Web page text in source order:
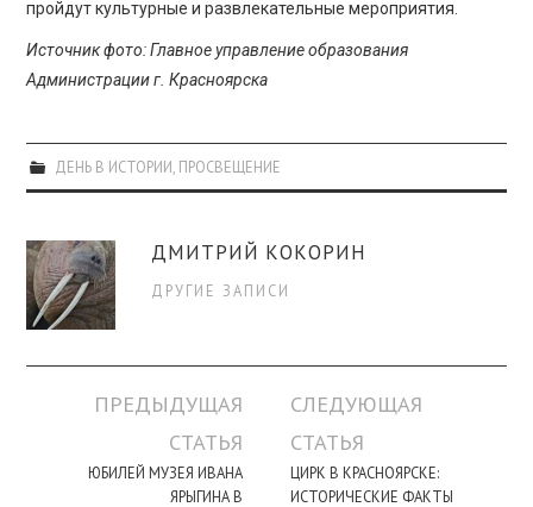
пройдут культурные и развлекательные мероприятия.
Источник фото: Главное управление образования
Администрации г. Красноярска
ДЕНЬ В ИСТОРИИ ПРОСВЕЩЕНИЕ
ДМИТРИЙ КОКОРИН
ДРУГИЕ ЗАПИСИ
Навигация
записи
ПРЕДЫДУЩАЯ
СТАТЬЯ
ЮБИЛЕЙ МУЗЕЯ ИВАНА
ЯРЫГИНА В
СЛЕДУЮЩАЯ
СТАТЬЯ
ЦИРК В КРАСНОЯРСКЕ:
ИСТОРИЧЕСКИЕ ФАКТЫ